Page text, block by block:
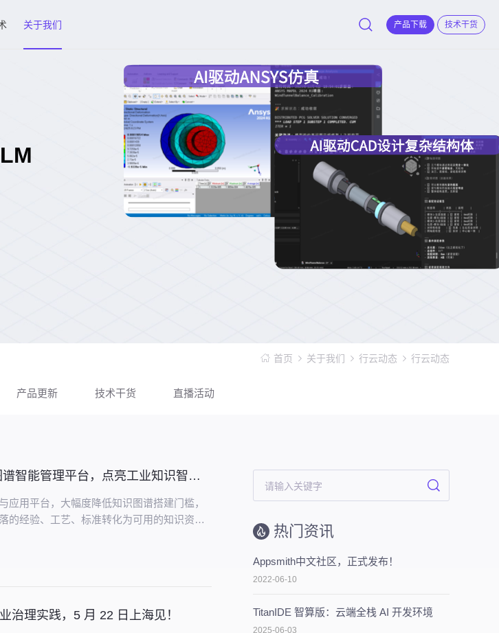
产品下载 技术干货
关于我们
首页 关于我们 行云动态 行云动态
产品更新 技术干货 直播活动
北极星 Polaris｜新一代工业知识图谱智能管理平台，点亮工业知识智能之路
用平台，大幅度降低知识图谱搭建门槛，
的经验、工艺、标准转化为可用的知识资
治理实践，5 月 22 日上海见！
热门资讯
Appsmith中文社区，正式发布！
2022-06-10
TitanIDE 智算版：云端全栈 AI 开发环境
2025-06-03